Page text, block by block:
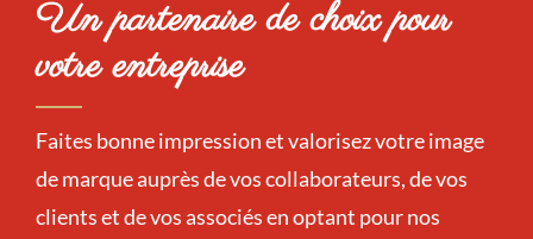
Un partenaire de choix pour
votre entreprise
Faites bonne impression et valorisez votre image
de marque auprès de vos collaborateurs, de vos
clients et de vos associés en optant pour nos